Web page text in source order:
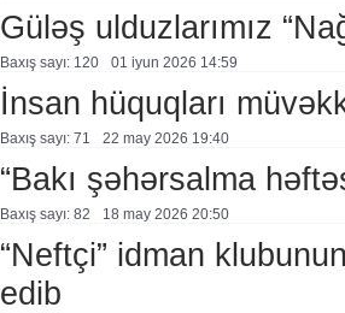
Güləş ulduzlarımız
Baxış sayı: 120 01 i̇yun 2026 14:59
İnsan hüquqları
Baxış sayı: 71 22 may 2026 19:40
“Bakı şəhərsalma
Baxış sayı: 82 18 may 2026 20:50
“Neftçi” idman
edib